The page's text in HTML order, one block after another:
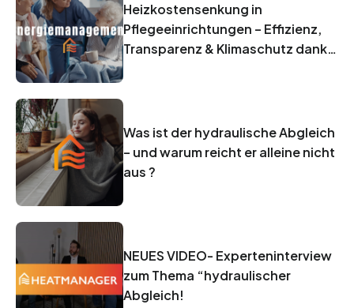
Heizkostensenkung in
Pflegeeinrichtungen – Effizienz,
Transparenz & Klimaschutz dank
Was ist der hydraulische Abgleich
– und warum reicht er alleine nicht
aus ?
NEUES VIDEO- Experteninterview
zum Thema “hydraulischer
Abgleich!